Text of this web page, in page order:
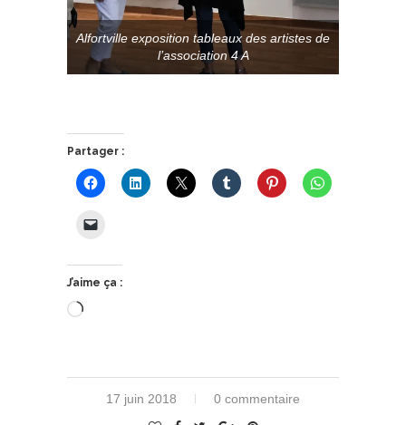
Alfortville exposition tableaux des artistes de
l’association 4 A
Partager :
J’aime ça :
Chargement…
17 juin 2018 0 commentaire